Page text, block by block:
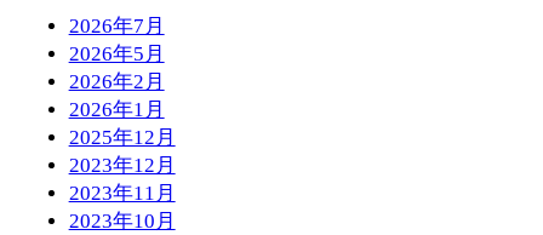
2026年7月
2026年5月
2026年2月
2026年1月
2025年12月
2023年12月
2023年11月
2023年10月